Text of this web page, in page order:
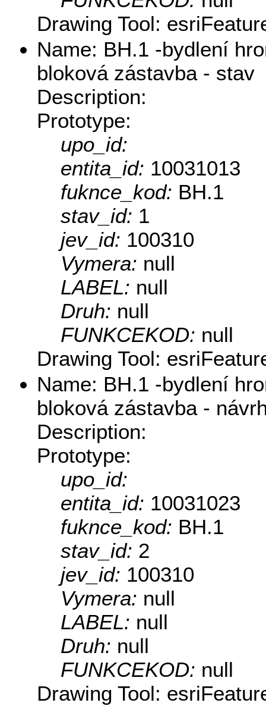
Drawing Tool:
Name: BH.1 -bydlení
bloková zástavba - stav
Description:
Prototype:
upo_id:
entita_id: 10031013
fuknce_kod: BH.1
stav_id: 1
jev_id: 100310
Vymera: null
LABEL: null
Druh: null
FUNKCEKOD: null
Drawing Tool:
Name: BH.1 -bydlení
bloková zástavba -
Description:
Prototype:
upo_id:
entita_id: 10031023
fuknce_kod: BH.1
stav_id: 2
jev_id: 100310
Vymera: null
LABEL: null
Druh: null
FUNKCEKOD: null
Drawing Tool: